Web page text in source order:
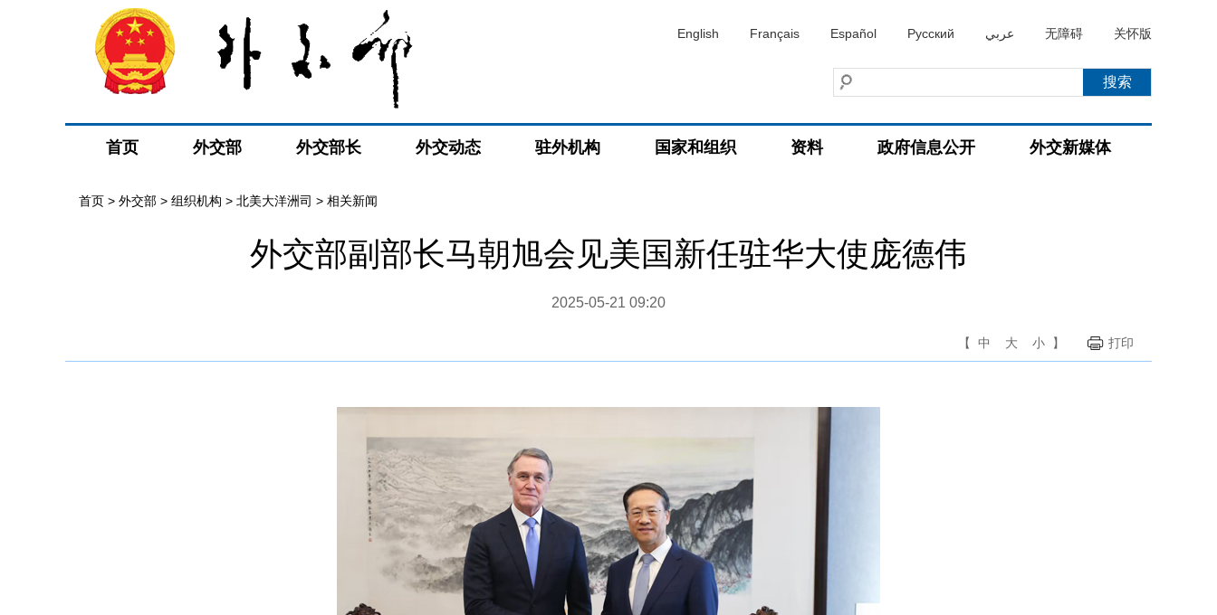
English Français Español Русский عربي 无障碍 关怀版
首页 外交部 外交部长 外交动态 驻外机构 国家和组织 资料 政府信息公开 外交新媒体
首页 > 外交部 > 组织机构 > 北美大洋洲司 > 相关新闻
外交部副部长马朝旭会见美国新任驻华大使庞德伟
2025-05-21 09:20
【 中 大 小 】 打印